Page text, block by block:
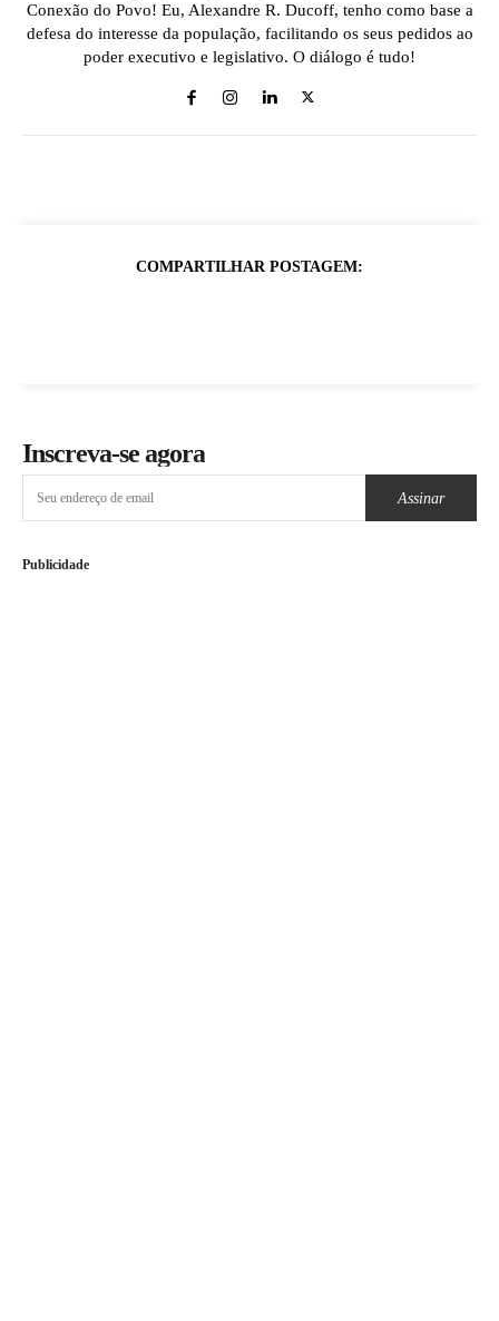
Conexão do Povo! Eu, Alexandre R. Ducoff, tenho como base a
defesa do interesse da população, facilitando os seus pedidos ao
poder executivo e legislativo. O diálogo é tudo!
COMPARTILHAR POSTAGEM:
Inscreva-se agora
Assinar
Publicidade